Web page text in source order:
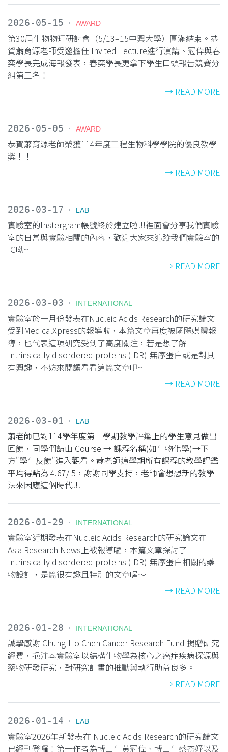
2026-05-15 AWARD
第30屆生物物理研討會（5/13–15中興大學）圓滿結束。恭
賀蕭育源老師受邀擔任 Invited Lecture進行演講、冠偉與春
奕學長完成海報發表，春奕學長更拿下學生口頭報告競賽分
組第三名！
→ READ MORE
2026-05-05 AWARD
恭賀蕭育源老師榮獲114年度工程生物科學學院的優良教學
獎！！
→ READ MORE
2026-03-17 LAB
實驗室的Instergram帳號終於建立啦!!!裡面會分享我們實驗
室的日常與實驗相關的內容，歡迎大家來追蹤我們實驗室的
IG呦~
→ READ MORE
2026-03-03 INTERNATIONAL
實驗室於一月份發表在Nucleic Acids Research的研究論文
受到MedicalXpress的報導啦，本篇文章再度被國際媒體報
導，也代表這項研究受到了高度關注，若是想了解
Intrinsically disordered proteins (IDR)-無序蛋白或是對其
有興趣，不妨來閱讀看看這篇文章吧~
→ READ MORE
2026-03-01 LAB
蕭老師已對114學年度第一學期教學評鑑上的學生意見做出
回饋，同學們請由 Course → 課程名稱(如生物化學)→下
方"學生反饋"進入觀看。蕭老師這學期所有課程的教學評鑑
平均得點為 4.67/ 5，謝謝同學支持，老師會想想新的教學
法來因應這個時代!!!
2026-01-29 INTERNATIONAL
實驗室近期發表在Nucleic Acids Research的研究論文在
Asia Research News上被報導囉，本篇文章探討了
Intrinsically disordered proteins (IDR)-無序蛋白相關的藥
物設計，是篇很有趣且特別的文章喔～
→ READ MORE
2026-01-28 INTERNATIONAL
誠摯感謝 Chung-Ho Chen Cancer Research Fund 捐贈研究
經費，挹注本實驗室以結構生物學為核心之癌症疾病探源與
藥物研發研究，對研究計畫的推動與執行助益良多。
→ READ MORE
2026-01-14 LAB
實驗室2026年新發表在 Nucleic Acids Research的研究論文
已經刊登囉！第一作者為博士生黃冠偉、博士生蔡杰妤以及